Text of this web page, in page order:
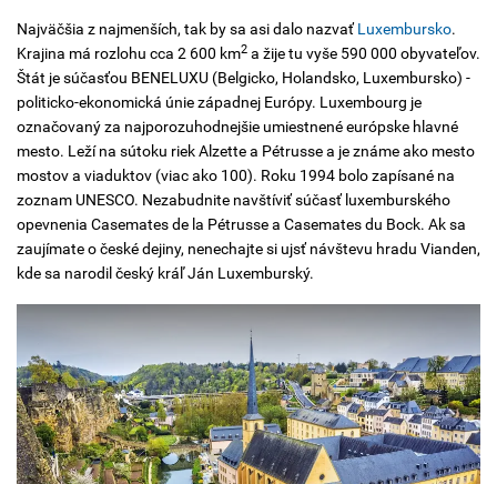
Najväčšia z najmenších, tak by sa asi dalo nazvaťLuxembursko.
Krajina má rozlohu cca 2 600 km2 a žije tu vyše 590 000 obyvateľov.
Štát je súčasťou BENELUXU (Belgicko, Holandsko, Luxembursko) -
politicko-ekonomická únie západnej Európy. Luxembourg je
označovaný za najporozuhodnejšie umiestnené európske hlavné
mesto. Leží na sútoku riek Alzette a Pétrusse a je známe ako mesto
mostov a viaduktov (viac ako 100). Roku 1994 bolo zapísané na
zoznam UNESCO. Nezabudnite navštíviť súčasť luxemburského
opevnenia Casemates de la Pétrusse a Casemates du Bock. Ak sa
zaujímate o české dejiny, nenechajte si ujsť návštevu hradu Vianden,
kde sa narodil český kráľ Ján Luxemburský.